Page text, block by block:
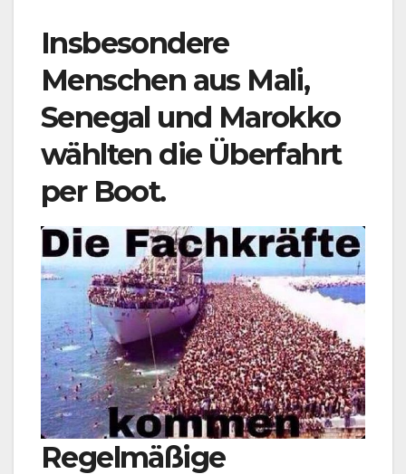
Insbesondere
Menschen aus Mali,
Senegal und Marokko
wählten die Überfahrt
per Boot.
Regelmäßige